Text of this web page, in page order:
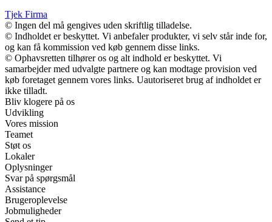
Tjek Firma
© Ingen del må gengives uden skriftlig tilladelse.
© Indholdet er beskyttet. Vi anbefaler produkter, vi selv står inde for,
og kan få kommission ved køb gennem disse links.
© Ophavsretten tilhører os og alt indhold er beskyttet. Vi
samarbejder med udvalgte partnere og kan modtage provision ved
køb foretaget gennem vores links. Uautoriseret brug af indholdet er
ikke tilladt.
Bliv klogere på os
Udvikling
Vores mission
Teamet
Støt os
Lokaler
Oplysninger
Svar på spørgsmål
Assistance
Brugeroplevelse
Jobmuligheder